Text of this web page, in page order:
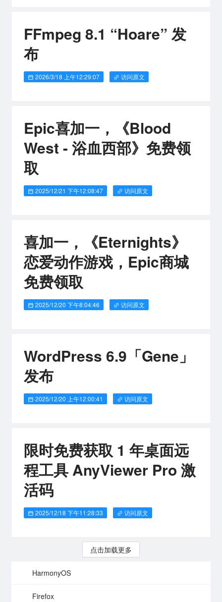
FFmpeg 8.1 “Hoare” 发
布
2026/3/18 上午12:29:07 访问原文
Epic喜加一，《Blood
West - 浴血西部》免费领
取
2025/12/21 下午12:08:47 访问原文
喜加一，《Eternights》
恋爱动作游戏，Epic商城
免费领取
2025/12/20 下午8:04:46 访问原文
WordPress 6.9「Gene」
发布
2025/12/20 上午12:00:41 访问原文
限时免费获取 1 年桌面远
程工具 AnyViewer Pro 激
活码
2025/12/18 下午11:28:33 访问原文
点击加载更多
HarmonyOS
Firefox